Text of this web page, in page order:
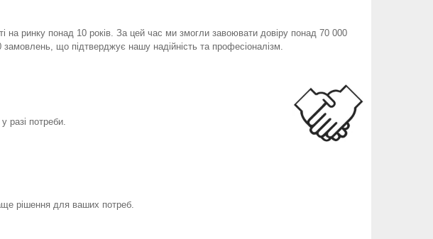
на ринку понад 10 років. За цей час ми змогли завоювати довіру понад 70 000
що підтверджує нашу надійність та професіоналізм.
разі потреби.
рішення для ваших потреб.